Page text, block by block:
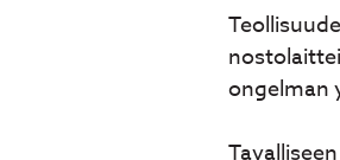
ongelman